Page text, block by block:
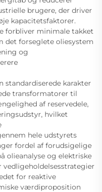
brugere, der driver
kapacitetsfaktorer.
forbliver minimale takket
det forseglete oliesystem
og
karakter
transformatorer til
af reservedele,
hvilket
hele udstyrets
fordel af forudsigelige
olieanalyse og elektriske
for reaktive
værdiproposition